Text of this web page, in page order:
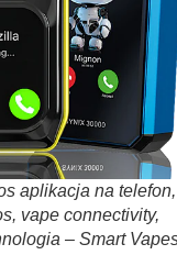
aplikacja na telefon,
vape connectivity,
– Smart